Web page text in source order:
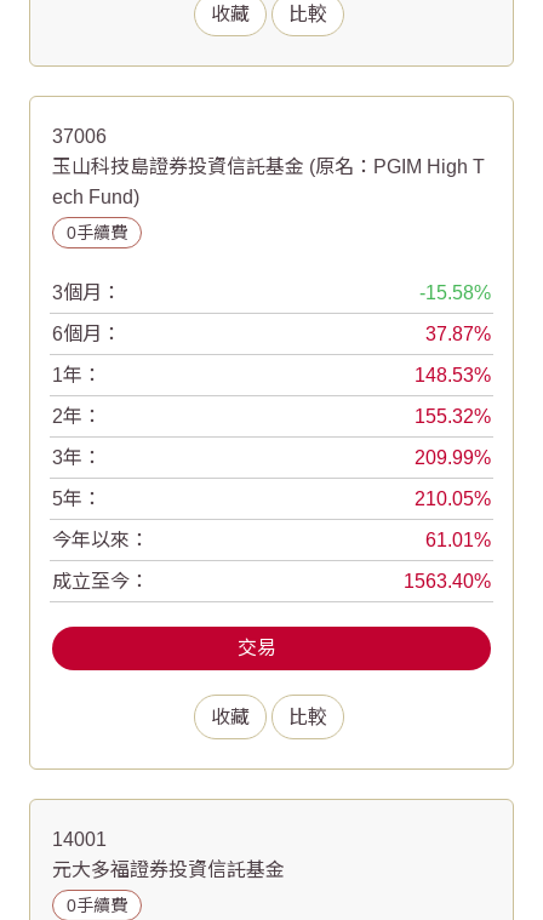
收藏 比較
收藏 比較
37006
玉山科技島證券投資信託基金 (原名：PGIM High T
ech Fund)
0手續費
3個月：
-15.58
6個月：
37.87
1年：
148.53
2年：
155.32
3年：
209.99
5年：
210.05
今年以來：
61.01
成立至今：
1563.40
交易
14001
元大多福證券投資信託基金
0手續費